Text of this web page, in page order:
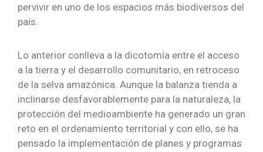
pervivir en uno de los espacios más biodiversos del
país.
Lo anterior conlleva a la dicotomía entre el acceso
a la tierra y el desarrollo comunitario, en retroceso
de la selva amazónica. Aunque la balanza tienda a
inclinarse desfavorablemente para la naturaleza, la
protección del medioambiente ha generado un gran
reto en el ordenamiento territorial y con ello, se ha
pensado la implementación de planes y programas